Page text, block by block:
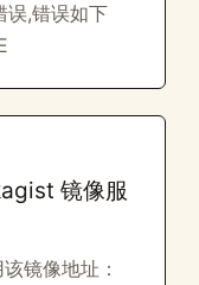
误,错误如下
镜像服
镜像地址：